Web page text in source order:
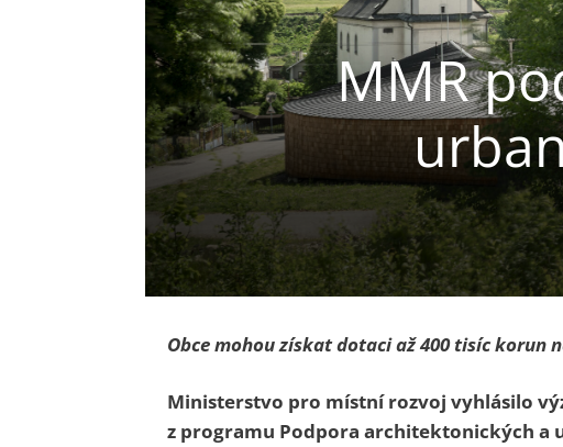
MMR
Obce mohou získat dotaci až 400 tisíc
Ministerstvo pro místní rozvoj vyhlásilo
z programu Podpora architektonických a